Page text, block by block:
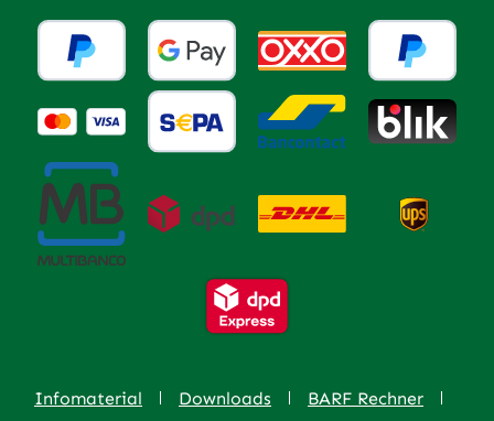
Infomaterial Downloads
BARF Rechner